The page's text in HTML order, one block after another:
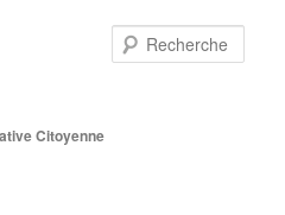
Citoyenne